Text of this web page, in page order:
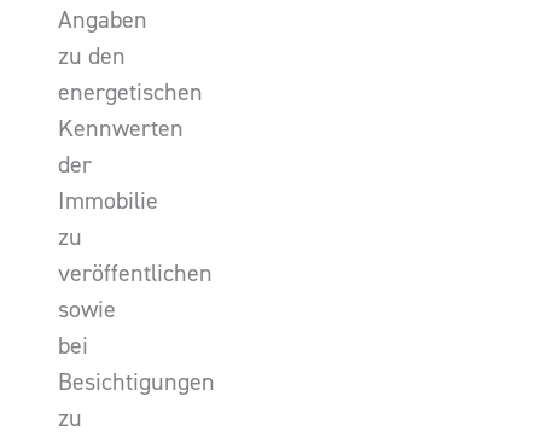
Angaben
zu den
energetischen
Kennwerten
der
Immobilie
zu
veröffentlichen
sowie
bei
Besichtigungen
zu